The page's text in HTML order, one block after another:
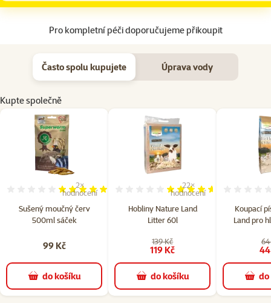
Pro kompletní péči doporučujeme přikoupit
Často spolu kupujete Úprava vody
Kupte společně
Sušený moučný červ
500ml sáček
Hodnocení 100%, počet hodnocení: 2
2×
hodnocení
99 Kč
do košíku
Hobliny Nature Land
Litter 60l
Hodnocení 92%, počet
22×
hodnocení
139 Kč
119 Kč
do košíku
Koupací
Land pro